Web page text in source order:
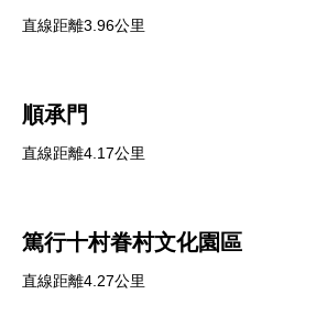
直線距離3.96公里
順承門
直線距離4.17公里
篤行十村眷村文化園區
直線距離4.27公里